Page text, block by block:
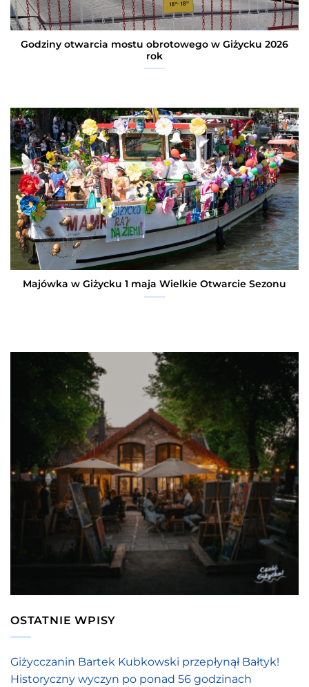
Godziny otwarcia mostu obrotowego w Giżycku 2026
rok
Majówka w Giżycku 1 maja Wielkie Otwarcie Sezonu
OSTATNIE WPISY
Giżycczanin Bartek Kubkowski przepłynął Bałtyk!
Historyczny wyczyn po ponad 56 godzinach